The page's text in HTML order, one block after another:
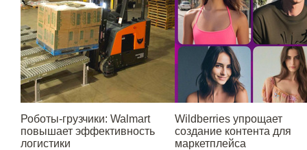
Роботы-грузчики: Walmart
повышает эффективность
логистики
Wildberries упрощает
создание контента для
маркетплейса